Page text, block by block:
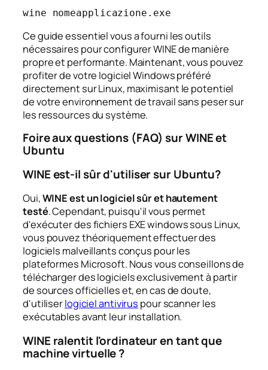
wine nomeapplicazione.exe
Ce guide essentiel vous a fourni les outils
nécessaires pour configurer WINE de manière
propre et performante. Maintenant, vous pouvez
profiter de votre logiciel Windows préféré
directement sur Linux, maximisant le potentiel
de votre environnement de travail sans peser sur
les ressources du système.
Foire aux questions (FAQ) sur WINE et
Ubuntu
WINE est-il sûr d'utiliser sur Ubuntu?
Oui,WINE est un logiciel sûr et hautement
testé. Cependant, puisqu'il vous permet
d'exécuter des fichiers EXEwindows sous Linux,
vous pouvez théoriquement effectuer des
logiciels malveillants conçus pour les
plateformes Microsoft. Nous vous conseillons de
télécharger des logiciels exclusivement à partir
de sources officielles et, en cas de doute,
d'utiliserlogiciel antivirus pour scanner les
exécutables avant leur installation.
WINE ralentit l'ordinateur en tant que
machine virtuelle ?